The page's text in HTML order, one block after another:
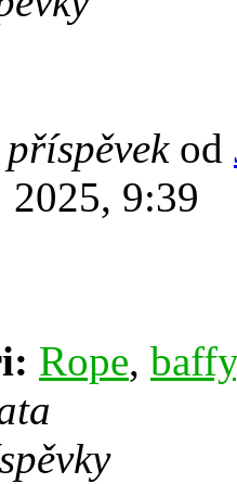
od
9:39
Rope, baffy